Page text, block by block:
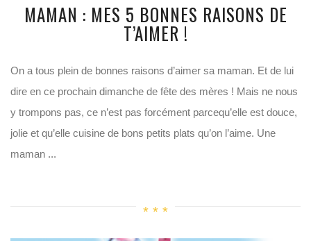
MAMAN : MES 5 BONNES RAISONS DE
T’AIMER !
On a tous plein de bonnes raisons d’aimer sa maman. Et de lui
dire en ce prochain dimanche de fête des mères ! Mais ne nous
y trompons pas, ce n’est pas forcément parcequ’elle est douce,
jolie et qu’elle cuisine de bons petits plats qu’on l’aime. Une
maman ...